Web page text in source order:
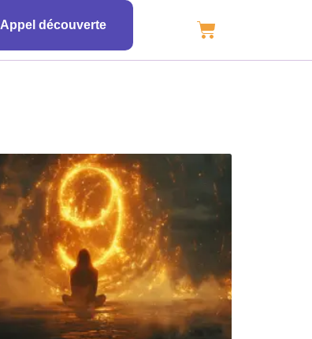
Appel découverte